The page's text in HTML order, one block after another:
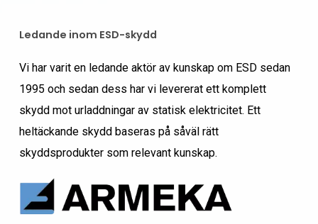
Ledande inom ESD-skydd
Vi har varit en ledande aktör av kunskap om ESD sedan
1995 och sedan dess har vi levererat ett komplett
skydd mot urladdningar av statisk elektricitet. Ett
heltäckande skydd baseras på såväl rätt
skyddsprodukter som relevant kunskap.